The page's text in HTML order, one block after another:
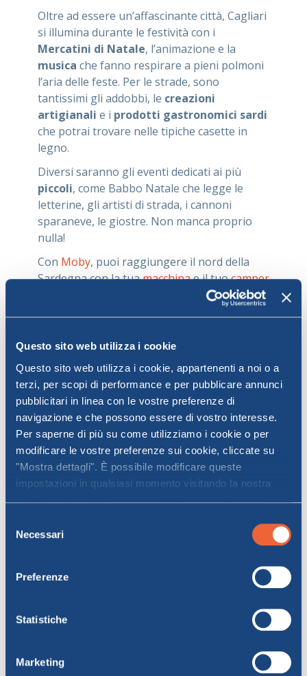
Questo sito web utilizza i cookie
Questo sito web utilizza i cookie, appartenenti a noi o a
terzi, per scopi di performance e per pubblicare annunci
pubblicitari in linea con le vostre preferenze di
navigazione e che possono essere di vostro interesse.
Per saperne di più su come utilizziamo i cookie o per
modificare le vostre preferenze sui cookie, cliccate su
"Mostra dettagli". È possibile modificare queste
impostazioni in qualsiasi momento visitando la nostra
politica sui cookiee seguendo le istruzioni in essa
selezionati", l’utente accetta la memorizzazione dei
delNecessari
Preferenze
Statistiche
Marketing
Oltre ad essere un’affascinante città, Cagliari
si illumina durante le festività con i
Mercatini di Natale, l’animazione e la
musica che fanno respirare a pieni polmoni
l’aria delle feste. Per le strade, sono
tantissimi gli addobbi, le creazioni
artigianali e i prodotti gastronomici sardi
che potrai trovare nelle tipiche casette in
legno.
Diversi saranno gli eventi dedicati ai più
piccoli, come Babbo Natale che legge le
letterine, gli artisti di strada, i cannoni
sparaneve, le giostre. Non manca proprio
nulla!
Con Moby, puoi raggiungere il nord della
Sardegna con la tuamacchinae il tuocamper
in modo da poterti spostare liberamente e
visitare questa bellissima isola da cima a
Natale al mare in
Italia: dove andare
Il mare d’invernopuò essere un’esperienza
romantica e particolarmente suggestiva.
Ecco qui vogliamo proporti alcune mete e
spiaggeche possono attrarre anche
durante il periodo di Natale.
1. Le Cinque Terre
Anche in
il Natale si fa molto sentire
durante tutto l'inverno. Una meta ideale per
.
Tra le tante e belle località che puoi scegliere
le insuperabili
suggestivo ed indimenticabile. Scopri gli